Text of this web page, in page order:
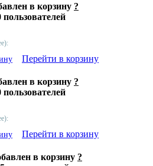
в корзину ?
Перейти в корзину
в корзину ?
Перейти в корзину
в корзину ?